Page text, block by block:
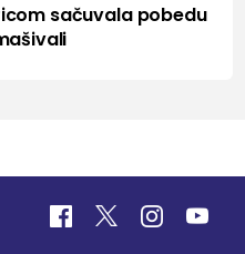
sačuvala pobedu